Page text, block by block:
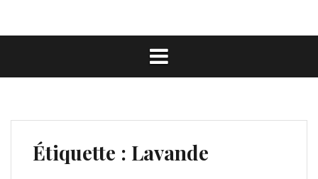
Étiquette : Lavande